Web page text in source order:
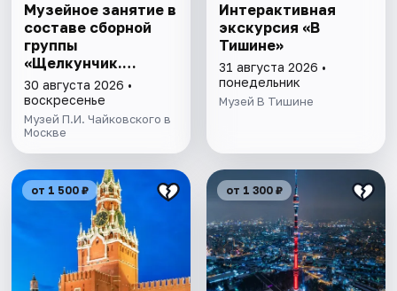
Музейное занятие в
составе сборной
группы
«Щелкунчик.
Загадки Мышиного
кoроля»
30 августа 2026 •
воскресенье
Музей П.И. Чайковского в
Москве
Интерактивная
экскурсия «В
Тишине»
31 августа 2026 •
понедельник
Музей В Тишине
от 1 500 ₽ от 1 300 ₽